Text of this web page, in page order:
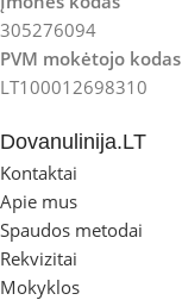
305276094
PVM mokėtojo kodas
LT100012698310
Dovanulinija.LT
Kontaktai
Apie mus
Spaudos metodai
Rekvizitai
Mokyklos